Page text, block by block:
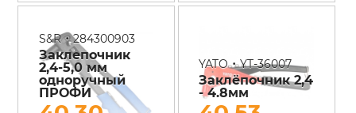
S&R•284300903
Заклепочник
2,4-5,0 мм
одноручный
ПРОФИ
YATO•YT-36007
Заклёпочник 2,4
- 4.8мм